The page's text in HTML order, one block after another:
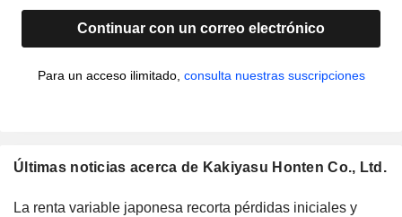
Continuar con un correo electrónico
Para un acceso ilimitado, consulta nuestras suscripciones
Últimas noticias acerca de Kakiyasu Honten Co., Ltd.
La renta variable japonesa recorta pérdidas iniciales y